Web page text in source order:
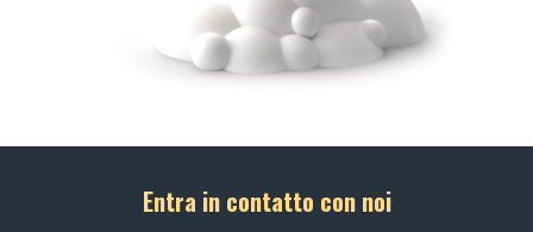
Entra in contatto con noi